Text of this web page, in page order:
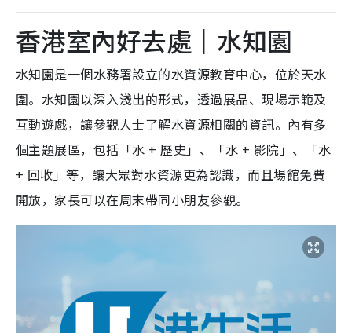
香港室內好去處｜水知園
水知園是一個水務署設立的水資源教育中心，位於天水
圍。水知園以深入淺出的形式，透過展品、現場示範及
互動遊戲，讓參觀人士了解水資源相關的資訊。內有多
個主題展區，包括「水 + 歷史」、「水 + 影院」、「水
+ 回收」等，讓大眾對水資源更為認識，而且場館免費
開放，家長可以在周末帶同小朋友參觀。